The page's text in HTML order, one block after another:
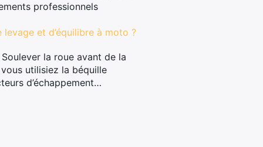
professionnels
et d’équilibre à moto ?
la roue avant de la
utilisiez la béquille
d’échappement…